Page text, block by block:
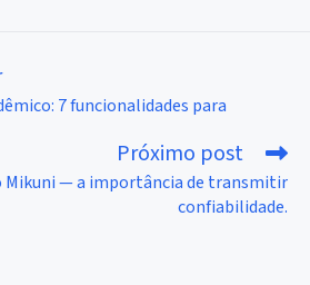
7 funcionalidades para
Próximo post
Mikuni — a importância de transmitir
confiabilidade.